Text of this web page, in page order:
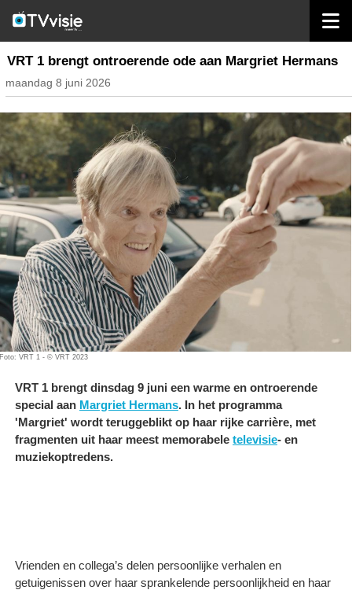
nieuws belgië
VRT 1 brengt ontroerende ode aan Margriet Hermans
maandag 8 juni 2026
Foto: VRT 1 - © VRT 2023
VRT 1 brengt dinsdag 9 juni een warme en ontroerende
special aan Margriet Hermans. In het programma
'Margriet' wordt teruggeblikt op haar rijke carrière, met
fragmenten uit haar meest memorabele televisie- en
muziekoptredens.
Vrienden en collega’s delen persoonlijke verhalen en
getuigenissen over haar sprankelende persoonlijkheid en haar